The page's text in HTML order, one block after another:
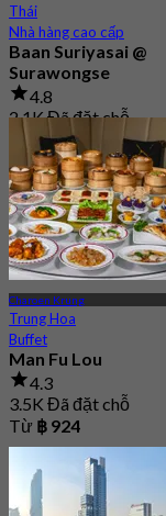
Thái
Nhà hàng cao cấp
Baan Suriyasai @
Surawongse
4.8
2.1K Đã đặt chỗ
Từ ฿ 497.5
Charoen Krung
Trung Hoa
Buffet
Man Fu Lou
4.3
3.5K Đã đặt chỗ
Từ ฿ 924